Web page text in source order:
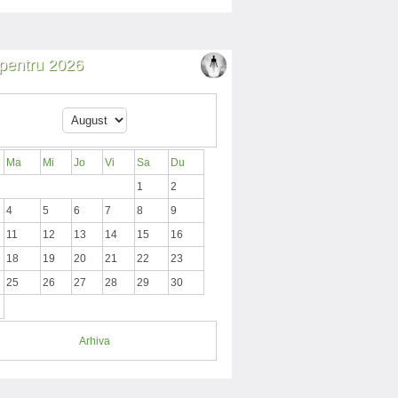
2026
Ma Mi Jo Vi Sa
Du
1
2
4 5 6 7 8
9
11 12 13 14 15
16
18 19 20 21 22
23
25 26 27 28 29
30
Arhiva